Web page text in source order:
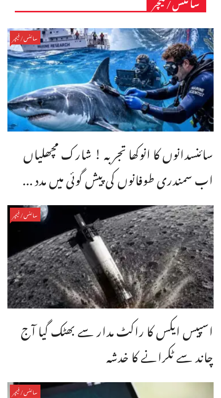
سائنس/فیچر
سائنسدانوں کا انوکھا تجربہ ! شارک مچھلیاں
اب سمندری طوفانوں کی پیش گوئی میں مدد ...
سائنس/فیچر
اسپیس ایکس کا راکٹ مدار سے بھٹک گیا آج
چاند سے ٹکرانے کا خدشہ
سائنس/فیچر